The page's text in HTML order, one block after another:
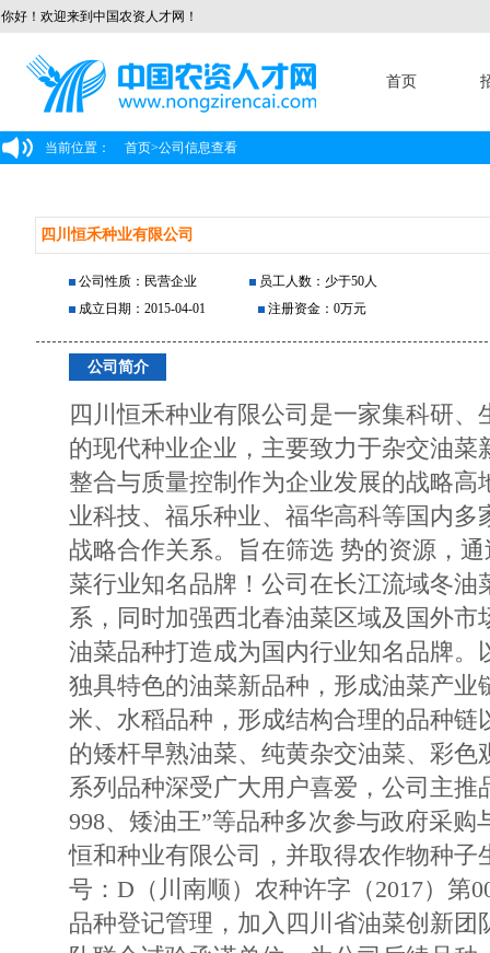
你好！欢迎来到中国农资人才网！
首页
当前位置： 首页>公司信息查看
四川恒禾种业有限公司
公司性质：民营企业
员工人数：少于50人
成立日期：2015-04-01
注册资金：0万元
公司简介
四川恒禾种业有限公司是一家集科研
的现代种业企业，主要致力于杂交油
整合与质量控制作为企业发展的战略
业科技、福乐种业、福华高科等国内
战略合作关系。旨在筛选 势的资源，
菜行业知名品牌！公司在长江流域冬
系，同时加强西北春油菜区域及国外
油菜品种打造成为国内行业知名品牌。
独具特色的油菜新品种，形成油菜产业
米、水稻品种，形成结构合理的品种链
的矮杆早熟油菜、纯黄杂交油菜、彩
系列品种深受广大用户喜爱，公司主推
998、矮油王”等品种多次参与政府采
恒和种业有限公司，并取得农作物种子
号：D（川南顺）农种许字（2017）第
品种登记管理，加入四川省油菜创新